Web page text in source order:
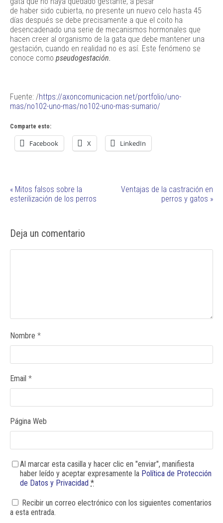
de haber sido cubierta, no presente un nuevo celo hasta 45
días después se debe precisamente a que el coito ha
desencadenado una serie de mecanismos hormonales que
hacen creer al organismo de la gata que debe mantener una
gestación, cuando en realidad no es así. Este fenómeno se
conoce como pseudogestación.
Fuente: /https://axoncomunicacion.net/portfolio/uno-
mas/no102-uno-mas/no102-uno-mas-sumario/
Comparte esto:
Facebook X LinkedIn
« Mitos falsos sobre la
esterilización de los perros
Ventajas de la castración en
perros y gatos »
Deja un comentario
Nombre *
Email *
Página Web
Al marcar esta casilla y hacer clic en "enviar", manifiesta
haber leído y aceptar expresamente la Política de Protección
de Datos y Privacidad *
Recibir un correo electrónico con los siguientes comentarios
a esta entrada.